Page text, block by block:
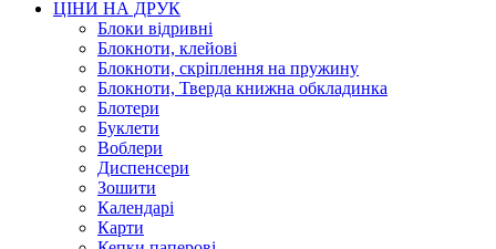
ЦІНИ НА ДРУК
Блоки відривні
Блокноти, клейові
Блокноти, скріплення на пружину
Блокноти, Тверда книжна обкладинка
Блотери
Буклети
Воблери
Диспенсери
Зошити
Календарі
Карти